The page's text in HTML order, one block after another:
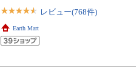
レビュー(768件)
Earth Mart